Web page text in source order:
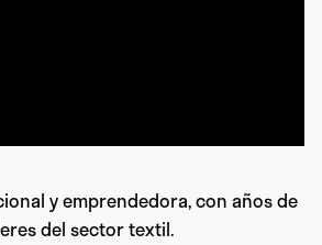
y emprendedora, con años de
del sector textil.